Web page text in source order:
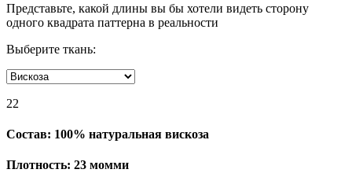
Представьте, какой длины вы бы хотели видеть сторону
одного квадрата паттерна в реальности
Выберите ткань:
22
Состав: 100% натуральная вискоза
Плотность: 23 момми